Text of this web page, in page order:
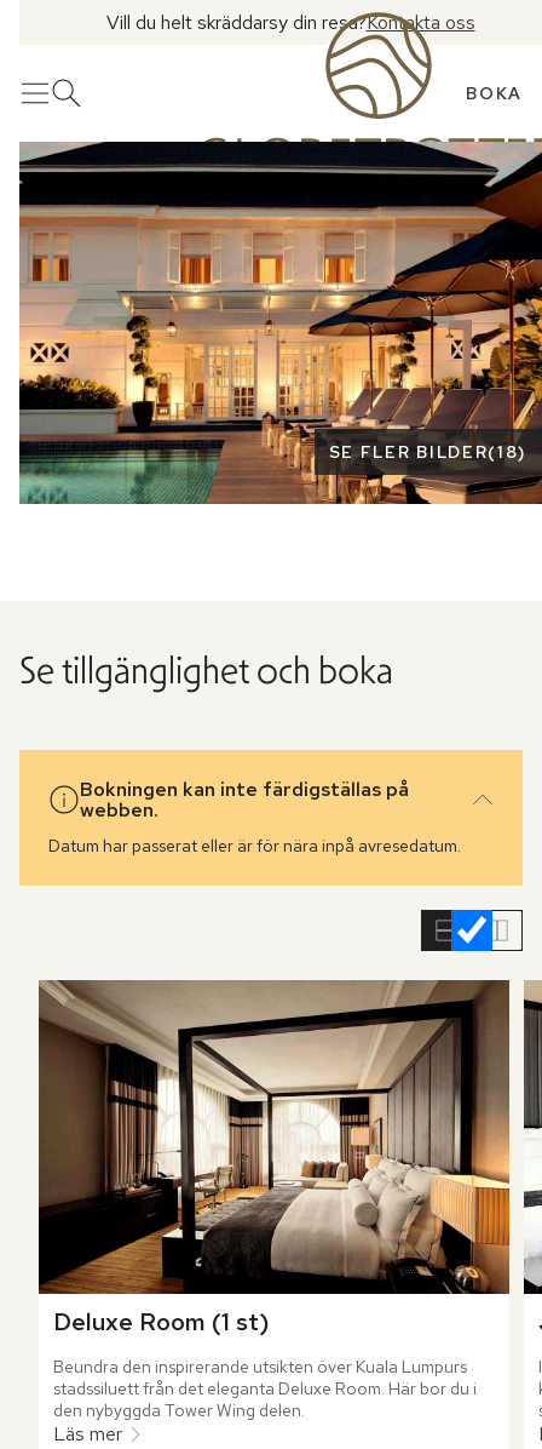
Vill du helt skräddarsy din resa?Kontakta oss
MenyÖppna sök BOKA
Se fler bilder
SE FLER BILDER(18)
Se tillgänglighet och boka
Bokningen kan inte färdigställas på
webben.
Datum har passerat eller är för nära inpå avresedatum.
Hoppa
Deluxe Room (1 st)
Beundra den inspirerande utsikten över Kuala Lumpurs
stadssiluett från det eleganta Deluxe Room. Här bor du i
den nybyggda Tower Wing delen.
Läs mer